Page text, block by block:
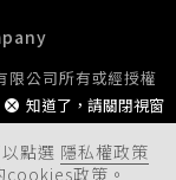
點選 隱私權政策
cookies政策。
知道了，請關閉視窗
限公司所有或經授權
送或公開傳輸。